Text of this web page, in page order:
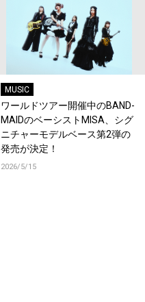
MUSIC
ワールドツアー開催中のBAND-
MAIDのベーシストMISA、シグ
ニチャーモデルベース第2弾の
発売が決定！
2026/5/15